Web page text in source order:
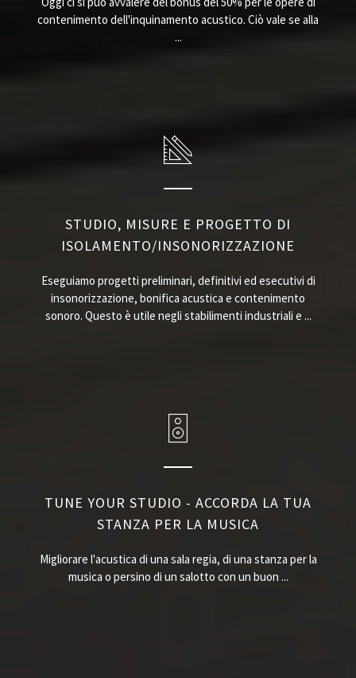
contenimento dell'inquinamento acustico. Ciò vale se alla
...
STUDIO, MISURE E PROGETTO DI
ISOLAMENTO/INSONORIZZAZIONE
Eseguiamo progetti preliminari, definitivi ed esecutivi di
insonorizzazione, bonifica acustica e contenimento
sonoro. Questo è utile negli stabilimenti industriali e ...
TUNE YOUR STUDIO - ACCORDA LA TUA
STANZA PER LA MUSICA
Migliorare l'acustica di una sala regia, di una stanza per la
musica o persino di un salotto con un buon ...